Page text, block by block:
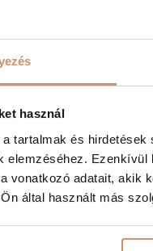
használ
a tartalmak és
elemzéséhez.
vonatkozó adatait, akik
által használt más
tartása.
szemben:
tapasztalat,